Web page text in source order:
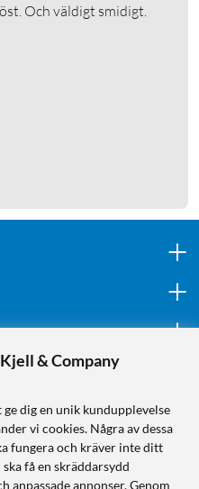
Och väldigt smidigt.
& Company
dig en unik kundupplevelse
vi cookies. Några av dessa
fungera och kräver inte ditt
få en skräddarsydd
anpassade annonser. Genom